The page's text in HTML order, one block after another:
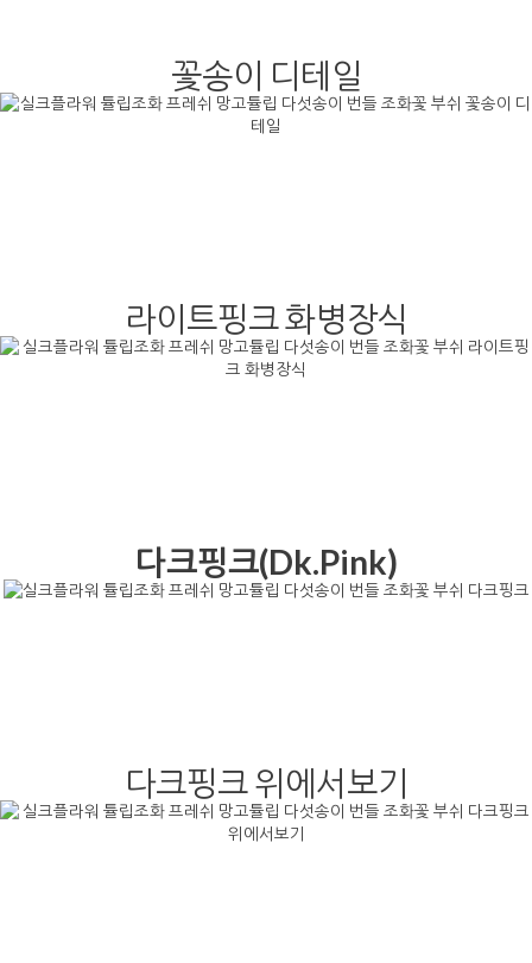
꽃송이 디테일
라이트핑크 화병장식
다크핑크(Dk.Pink)
다크핑크 위에서보기